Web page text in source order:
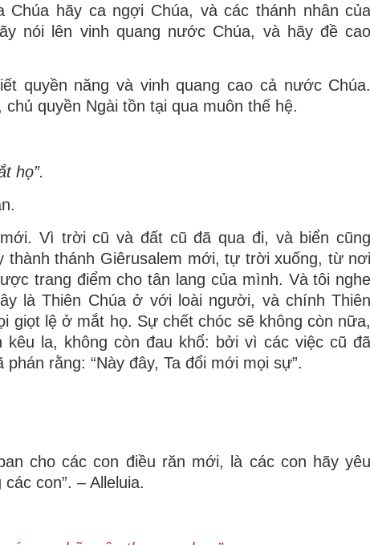
Chúa hãy ca ngợi Chúa, và các thánh nhân của
nói lên vinh quang nước Chúa, và hãy đề cao
quyền năng và vinh quang cao cả nước Chúa.
quyền Ngài tồn tại qua muôn thế hệ.
họ”.
Vì trời cũ và đất cũ đã qua đi, và biển cũng
thành thánh Giêrusalem mới, tự trời xuống, từ nơi
trang điểm cho tân lang của mình. Và tôi nghe
là Thiên Chúa ở với loài người, và chính Thiên
giọt lệ ở mắt họ. Sự chết chóc sẽ không còn nữa,
kêu la, không còn đau khổ: bởi vì các việc cũ đã
rằng: “Này đây, Ta đổi mới mọi sự”.
cho các con điều răn mới, là các con hãy yêu
con”. – Alleluia.